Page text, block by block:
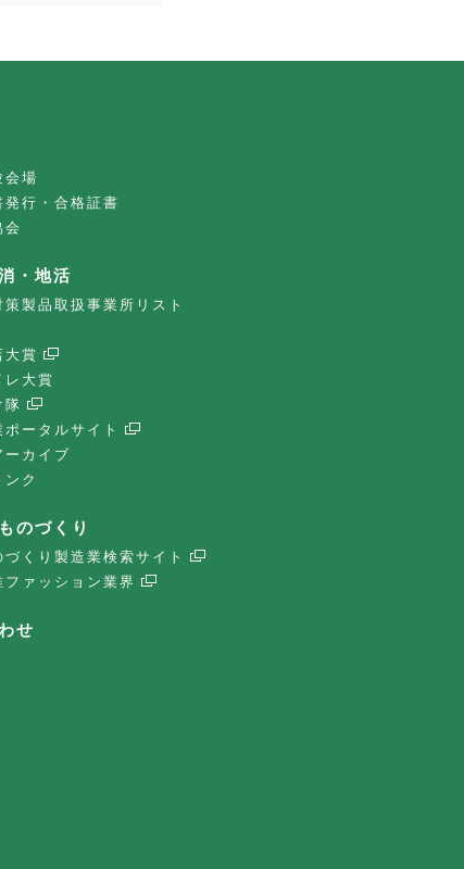
会場
発行・合格証書
会
・地活
製品取扱事業所リスト
大賞
レ大賞
隊
ータルサイト
ーカイブ
ンク
のづくり
づくり製造業検索サイト
ファッション業界
せ